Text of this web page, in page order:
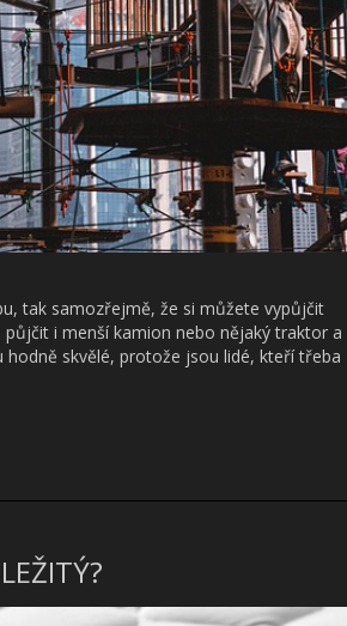
tak samozřejmě, že si můžete vypůjčit
i menší kamion nebo nějaký traktor a
skvělé, protože jsou lidé, kteří třeba